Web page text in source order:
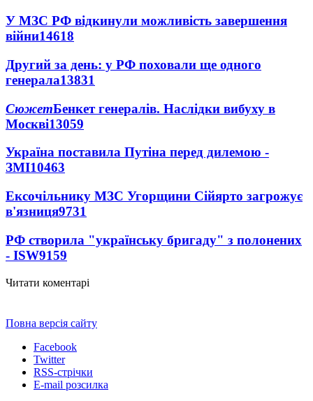
У МЗС РФ відкинули можливість завершення
війни14618
Другий за день: у РФ поховали ще одного
генерала13831
СюжетБенкет генералів. Наслідки вибуху в
Москві13059
Україна поставила Путіна перед дилемою -
ЗМІ10463
Ексочільнику МЗС Угорщини Сійярто загрожує
в'язниця9731
РФ створила "українську бригаду" з полонених
- ISW9159
Читати коментарі
Повна версія сайту
Facebook
Twitter
RSS-стрічки
E-mail розсилка